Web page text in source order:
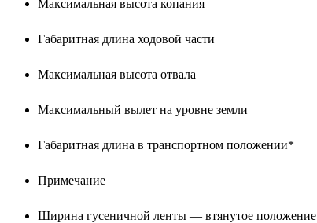
Максимальная высота копания
Габаритная длина ходовой части
Максимальная высота отвала
Максимальный вылет на уровне земли
Габаритная длина в транспортном положении*
Примечание
Ширина гусеничной ленты — втянутое положение